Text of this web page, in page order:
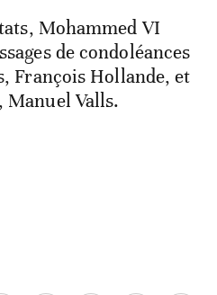
Mohammed VI
de condoléances
François Hollande, et
Valls.